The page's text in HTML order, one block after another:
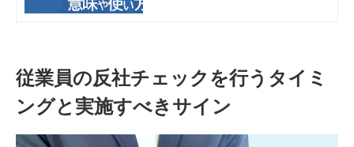
従業員の反社チェックを行うタイミ
ングと実施すべきサイン